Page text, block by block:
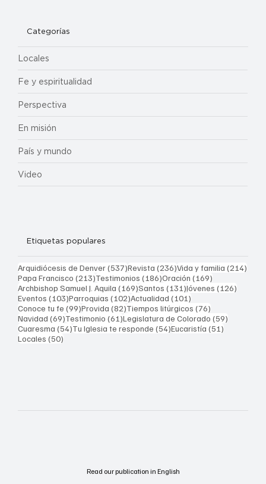
Categorías
Locales
Fe y espiritualidad
Perspectiva
En misión
País y mundo
Video
Etiquetas populares
Arquidiócesis de Denver(537)537 entradas
Revista (236)236 entradas
Vida y familia (214)
Papa Francisco (213)213 entradas
Testimonios (186)186 entradas
Oración (169)
Archbishop Samuel J. Aquila (169)169 entradas
Santos (131)131 entradas
Jóvenes (126)
Eventos (103)103 entradas
Parroquias (102)102 entradas
Actualidad (101)
Conoce tu fe (99)99 entradas
Provida (82)82 entradas
Tiempos litúrgicos (76)
Navidad (69)69 entradas
Testimonio (61)61 entradas
Legislatura de Colorado (59)
Cuaresma (54)54 entradas
Tu Iglesia te responde (54)54 entradas
Eucaristía (51)
Locales (50)
Read our publication in English